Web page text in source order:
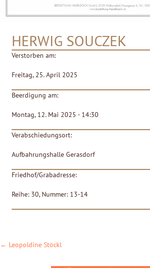
HERWIG SOUCZEK
Verstorben am:
Freitag, 25. April 2025
Beerdigung am:
Montag, 12. Mai 2025 - 14:30
Verabschiedungsort:
Aufbahrungshalle Gerasdorf
Friedhof/Grabadresse:
Reihe: 30, Nummer: 13-14
POSTS
← Leopoldine Stöckl